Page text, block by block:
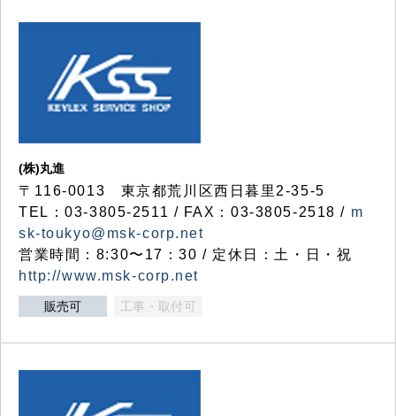
(株)丸進
〒116-0013 東京都荒川区西日暮里2-35-5
TEL：03-3805-2511 / FAX：03-3805-2518 / m
sk-toukyo@msk-corp.net
営業時間：8:30〜17：30 / 定休日：土・日・祝
http://www.msk-corp.net
販売可 工事・取付可